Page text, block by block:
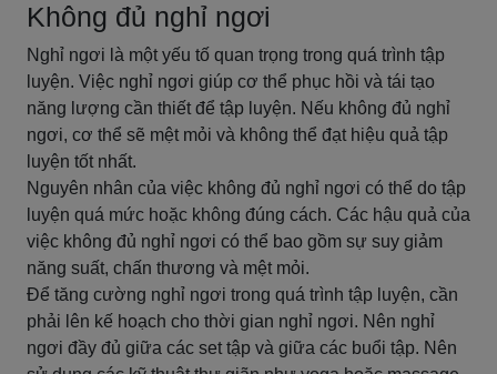
Không đủ nghỉ ngơi
Nghỉ ngơi là một yếu tố quan trọng trong quá trình tập
luyện. Việc nghỉ ngơi giúp cơ thể phục hồi và tái tạo
năng lượng cần thiết để tập luyện. Nếu không đủ nghỉ
ngơi, cơ thể sẽ mệt mỏi và không thể đạt hiệu quả tập
luyện tốt nhất.
Nguyên nhân của việc không đủ nghỉ ngơi có thể do tập
luyện quá mức hoặc không đúng cách. Các hậu quả của
việc không đủ nghỉ ngơi có thể bao gồm sự suy giảm
năng suất, chấn thương và mệt mỏi.
Để tăng cường nghỉ ngơi trong quá trình tập luyện, cần
phải lên kế hoạch cho thời gian nghỉ ngơi. Nên nghỉ
ngơi đầy đủ giữa các set tập và giữa các buổi tập. Nên